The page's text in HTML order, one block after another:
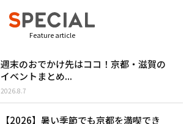
Feature article
週末のおでかけ先はココ！京都・滋賀の
イベントまとめ...
2026.8.7
【2026】暑い季節でも京都を満喫でき